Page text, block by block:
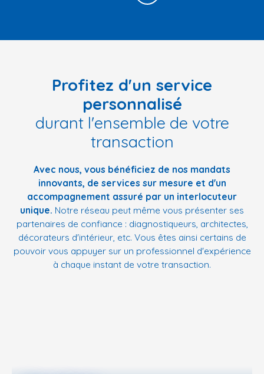
Profitez d'un service
personnalisé
durant l'ensemble de votre
transaction
Avec nous, vous bénéficiez de nos mandats
innovants, de services sur mesure et d'un
accompagnement assuré par un interlocuteur
unique. Notre réseau peut même vous présenter ses
partenaires de confiance : diagnostiqueurs, architectes,
décorateurs d'intérieur, etc. Vous êtes ainsi certains de
pouvoir vous appuyer sur un professionnel d'expérience
à chaque instant de votre transaction.